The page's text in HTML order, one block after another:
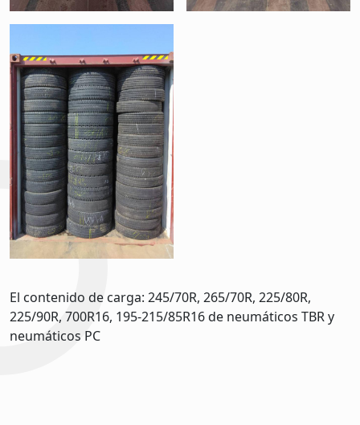
El contenido de carga: 245/70R, 265/70R, 225/80R,
225/90R, 700R16, 195-215/85R16 de neumáticos TBR y
neumáticos PC